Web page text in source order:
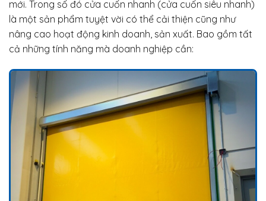
mới. Trong số đó cửa cuốn nhanh (cửa cuốn siêu nhanh)
là một sản phẩm tuyệt vời có thể cải thiện cũng như
nâng cao hoạt động kinh doanh, sản xuất. Bao gồm tất
cả những tính năng mà doanh nghiệp cần: